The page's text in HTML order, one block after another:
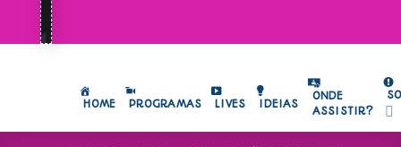
HOME PROGRAMAS LIVES IDEIAS
ONDE
ASSISTIR?